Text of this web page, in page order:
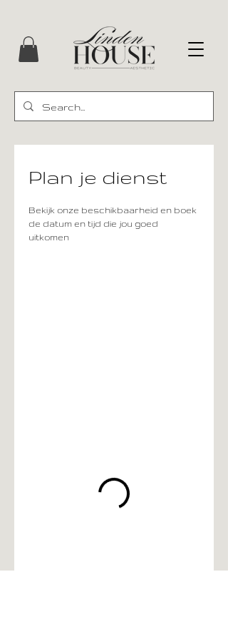
Plan je dienst
Bekijk onze beschikbaarheid en boek
de datum en tijd die jou goed
uitkomen